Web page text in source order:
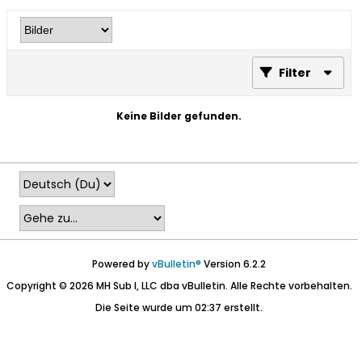
Filter
Keine Bilder gefunden.
Powered byvBulletin® Version 6.2.2
Copyright © 2026 MH Sub I, LLC dba vBulletin. Alle Rechte vorbehalten.
Die Seite wurde um 02:37 erstellt.